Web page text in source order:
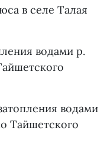
в селе Талая
водами р.
водами
Тайшетского